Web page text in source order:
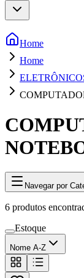
Home
Home
Navegar por
6 produtos
Estoque
Nome A-Z